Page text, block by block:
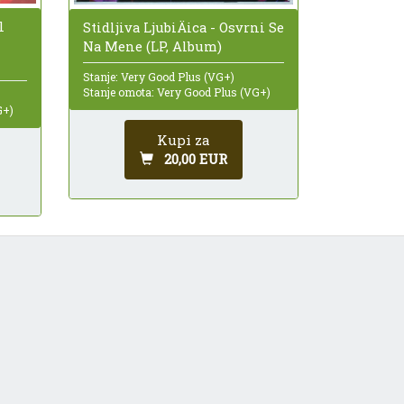
Stidljiva LjubiÄica - Osvrni Se
Na Mene (LP, Album)
Stanje: Very Good Plus (VG+)
Stanje omota: Very Good Plus (VG+)
Kupi za
20,00 EUR